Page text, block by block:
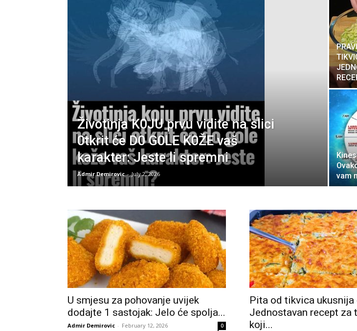
Životinja K0JU prvu vidite na slici
0tkrit će D0 G0LE K0ŽE vaš
karakter: Jeste li spremni
Admir Demirovic - July 2, 2026
vam
U smjesu za pohovanje uvijek
dodajte 1 sastojak: Jelo će spolja...
Admir Demirovic - February 12, 2026 0
Pita od tikvica ukusnija
Jednostavan recept za
koji...